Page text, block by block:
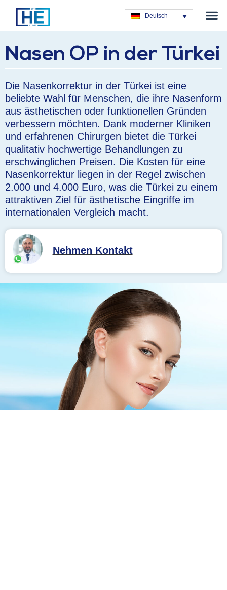
Deutsch
Nasen OP in der Türkei
Die Nasenkorrektur in der Türkei ist eine
beliebte Wahl für Menschen, die ihre Nasenform
aus ästhetischen oder funktionellen Gründen
verbessern möchten. Dank moderner Kliniken
und erfahrenen Chirurgen bietet die Türkei
qualitativ hochwertige Behandlungen zu
erschwinglichen Preisen. Die Kosten für eine
Nasenkorrektur liegen in der Regel zwischen
2.000 und 4.000 Euro, was die Türkei zu einem
attraktiven Ziel für ästhetische Eingriffe im
internationalen Vergleich macht.
Nehmen Kontakt